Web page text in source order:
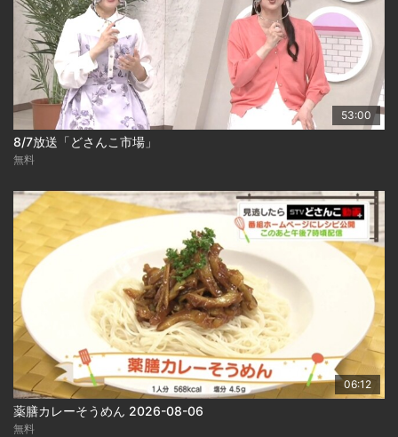
53:00
8/7放送「どさんこ市場」
無料
06:12
薬膳カレーそうめん 2026-08-06
無料